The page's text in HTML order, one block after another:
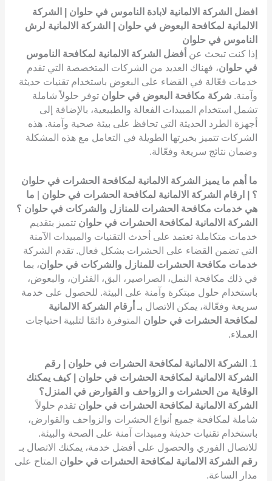
افضل الشركة الالمانية لابادة الناموس في حلوان | الشركة
الالمانية لمكافحة البعوض في حلوان | الشركة الالمانية لرش
الناموس في حلوان
إذا كنت تبحث عن أفضل الشركة الالمانية لمكافحة الناموس
في حلوان، فهناك العديد من الشركات المتخصصة التي تقدم
خدمات فعّالة في القضاء على البعوض باستخدام تقنيات حديثة
وآمنة. شركة مكافحة البعوض في حلوان توفر حلولاً شاملة
تشمل استخدام المبيدات الفعالة والطبيعية، بالإضافة إلى
أجهزة الطرد الحديثة التي تحافظ على بيئة صحية وآمنة. هذه
الشركات تتميز بخبرتها الطويلة في التعامل مع هذه المشكلة
وضمان نتائج سريعة وفعّالة.
ما أهم ما يميز الشركة الالمانية لمكافحة الحشرات في حلوان
؟ | ارقام الشركة الالمانية لمكافحة الحشرات في حلوان
ما
هي خدمات مكافحة الحشرات للمنازل والشركات في حلوان ؟
الشركة الالمانية لمكافحة الحشرات في حلوان تتميز بتقديم
خدمات متكاملة تعتمد على أحدث التقنيات والمبيدات الآمنة
التي تضمن القضاء على الحشرات بشكل فعال. تقدم الشركة
خدمات مكافحة الحشرات للمنازل والشركات في حلوان، بما
في ذلك مكافحة النمل، الصراصير، البق، الفئران، والبعوض،
باستخدام حلول مبتكرة وآمنة على البيئة. للحصول على خدمة
سريعة وفعّالة، يمكن الاتصال بـ أرقام الشركة الالمانية
لمكافحة الحشرات في حلوان المتوفرة دائمًا لتلبية احتياجات
العملاء.
1.
الشركة الالمانية لمكافحة الحشرات في حلوان | رقم
الشركة الالمانية لمكافحة الحشرات في حلوان | كيف يمكنك
الوقاية من الحشرات و الزواحف و القوارض في المنزل؟
الشركة الالمانية لمكافحة الحشرات في حلوان تقدم حلولاً
شاملة لمكافحة جميع أنواع الحشرات والزواحف والقوارض،
باستخدام تقنيات حديثة ومبيدات آمنة على الصحة والبيئة.
للاتصال الفوري والحصول على أفضل خدمة، يمكنك الاتصال بـ
رقم الشركة الالمانية لمكافحة الحشرات في حلوان المتاح على
مدار الساعة.